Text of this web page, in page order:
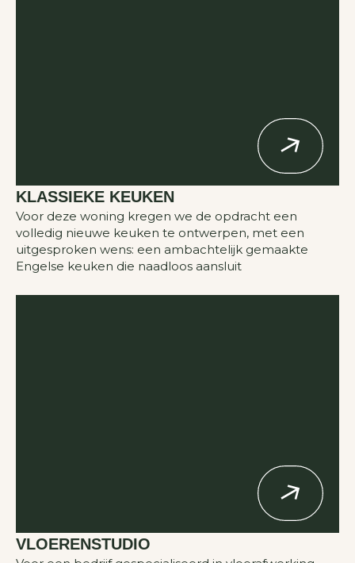
KLASSIEKE KEUKEN
Voor deze woning kregen we de opdracht een
volledig nieuwe keuken te ontwerpen, met een
uitgesproken wens: een ambachtelijk gemaakte
Engelse keuken die naadloos aansluit
VLOERENSTUDIO